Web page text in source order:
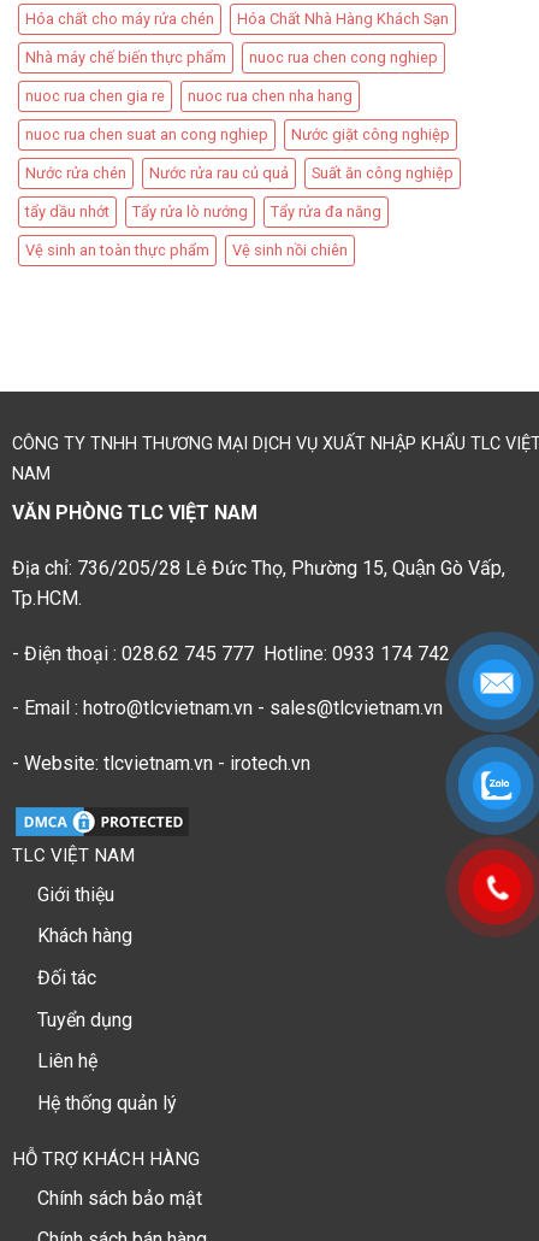
Hóa chất cho máy rửa chén Hóa Chất Nhà Hàng Khách Sạn
Nhà máy chế biến thực phẩm nuoc rua chen cong nghiep
nuoc rua chen gia re nuoc rua chen nha hang
nuoc rua chen suat an cong nghiep Nước giặt công nghiệp
Nước rửa chén Nước rửa rau củ quả Suất ăn công nghiệp
tẩy dầu nhớt Tẩy rửa lò nướng Tẩy rửa đa năng
Vệ sinh an toàn thực phẩm Vệ sinh nồi chiên
CÔNG TY TNHH THƯƠNG MẠI DỊCH VỤ XUẤT NHẬP KHẨU TLC
NAM
VĂN PHÒNG TLC VIỆT NAM
Địa chỉ: 736/205/28 Lê Đức Thọ, Phường 15, Quận Gò Vấp,
Tp.HCM.
- Điện thoại : 028.62 745 777 Hotline: 0933 174 742
- Email : hotro@tlcvietnam.vn - sales@tlcvietnam.vn
- Website: tlcvietnam.vn - irotech.vn
TLC VIỆT NAM
Giới thiệu
Khách hàng
Đối tác
Tuyển dụng
Liên hệ
Hệ thống quản lý
HỖ TRỢ KHÁCH HÀNG
Chính sách bảo mật